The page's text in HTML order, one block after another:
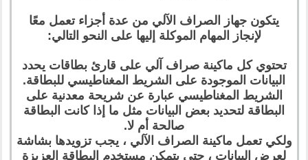
يتكون جهاز الصراف الآلي من عدة أجزاء تعمل معًا
لإنجاز المهام الموكلة إليها على النحو التالي:
تحتوي كل ماكينة صراف آلي على قارئ بطاقات يحدد
البيانات الموجودة على الشريط المغناطيسي للبطاقة.
الشريط المغناطيسي عبارة عن شريحة معدنية على
البطاقة لتحديد بعض البيانات مثل ما إذا كانت البطاقة
صالحة أم لا.
ولكي تعمل ماكينة الصراف الآلي ، يجب تزويدها بشاشة
لعرض البيانات ، حتى يتمكن مستخدم البطاقة العزيزة